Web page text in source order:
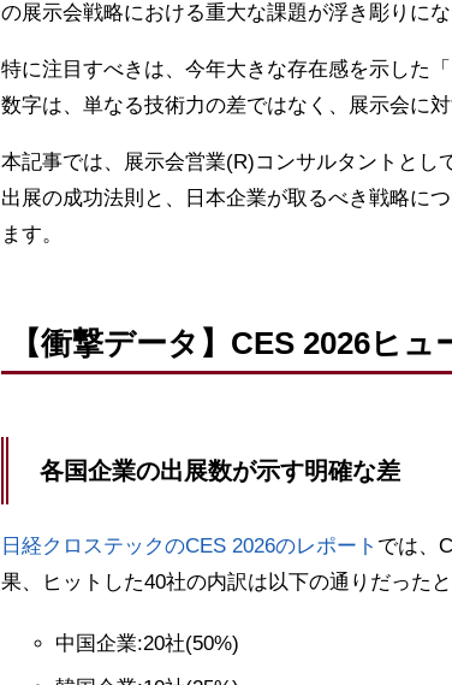
の展示会戦略における重大な課題が浮き彫りにな
特に注目すべきは、今年大きな存在感を示した
数字は、単なる技術力の差ではなく、展示会に
本記事では、展示会営業(R)コンサルタントとし
出展の成功法則と、日本企業が取るべき戦略に
ます。
【衝撃データ】CES 2026ヒ
各国企業の出展数が示す明確な差
日経クロステックのCES 2026のレポート では、
果、ヒットした40社の内訳は以下の通りだったと
中国企業:20社(50%)